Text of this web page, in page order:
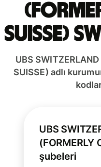
SUISSE)
UBS
SUISSE) adlı
UBS
(FORMERLY
şubeleri